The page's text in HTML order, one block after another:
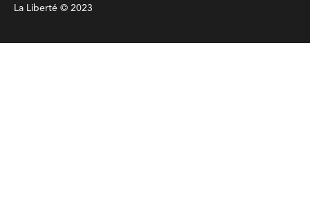
La Liberté © 2023